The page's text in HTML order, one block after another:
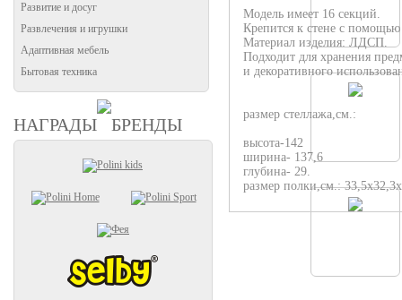
Развитие и досуг
Развлечения и игрушки
Адаптивная мебель
Бытовая техника
НАГРАДЫ БРЕНДЫ
Модель имеет 16 секций.
Крепится к стене с
Материал изделия: ЛДСП.
Подходит для хранения
и декоративного
размер стеллажа,см.:
высота-142
ширина- 137,6
глубина- 29.
размер полки,см.: